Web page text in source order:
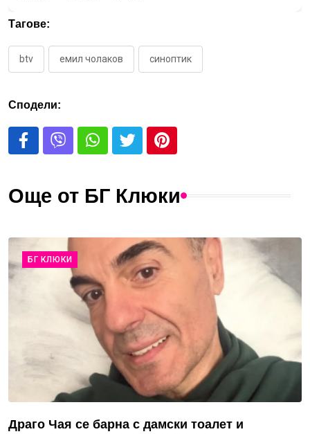
Тагове:
btv емил чолаков синоптик
Сподели:
Още от БГ Клюки
БГ КЛЮКИ
Драго Чая се барна с дамски тоалет и